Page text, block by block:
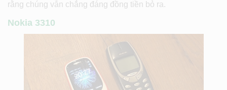
rằng chúng vẫn chẳng đáng đồng tiền bỏ ra.
Nokia 3310